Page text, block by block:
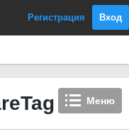
Регистрация Вход
Меню